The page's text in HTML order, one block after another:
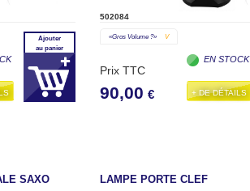
Ajouter
au panier
502084
«gros Volume ?» V
Prix TTC
90,00 €
EN STOCK
+ DE DÉTAILS
SAXO LAMPE PORTE CLEF